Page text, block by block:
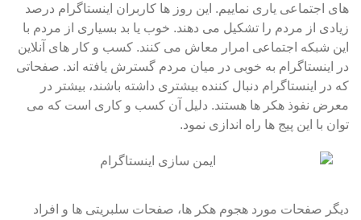
های اجتماعی یاری نماییم. این روز ها کاربران اینستاگرام درصد
زیادی از مردم را تشکیل می دهند. خوب یا بد بسیاری از مردم با
این شبکه اجتماعی امرار معاش می کنند. کسب و کار های آنلاین
در اینستاگرام به خوبی در میان مردم گسترش یافته اند. صفحاتی
که در اینستاگرام دنبال کننده بیشتری داشته باشند، بیشتر در
معرض نفوذ هکر ها هستند. دلیل آن کسب و کاری است که می
توان با این پیج ها راه اندازی نمود.
دیگر صفحات مورد هجوم هکر ها، صفحات سلبریتی ها و افراد